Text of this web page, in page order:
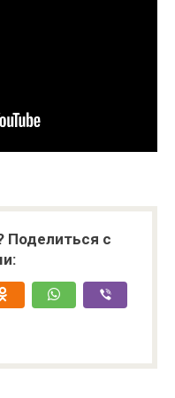
Поделиться с